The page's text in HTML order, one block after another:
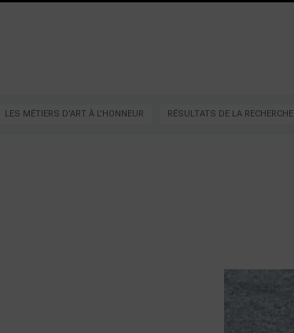
LES MÉTIERS D'ART À L'HONNEUR RÉSULTATS DE LA RECHERCHE